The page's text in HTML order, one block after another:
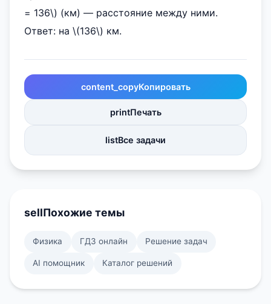
= 136\) (км) — расстояние между ними.
Ответ: на \(136\) км.
content_copyКопировать
printПечать
listВсе задачи
sellПохожие темы
Физика ГДЗ онлайн Решение задач
AI помощник Каталог решений